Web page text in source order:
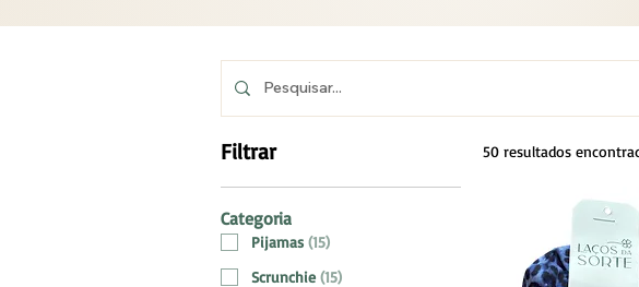
Filtrar
Categoria
Pijamas (15)
Scrunchie (15)
50 resultados